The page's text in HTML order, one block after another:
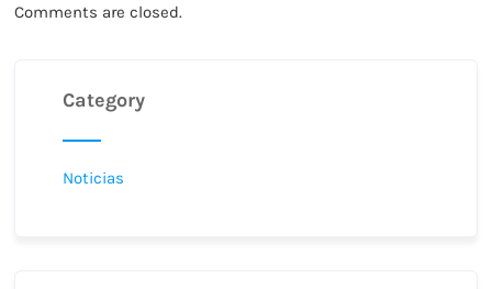
Comments are closed.
Category
Noticias